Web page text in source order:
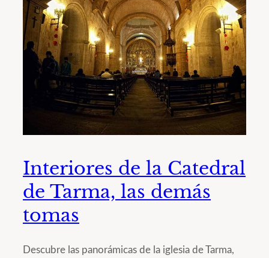
Interiores de la Catedral
de Tarma, las demás
tomas
Descubre las panorámicas de la iglesia de Tarma,